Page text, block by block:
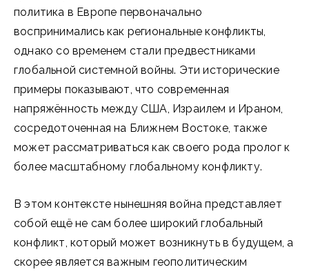
политика в Европе первоначально
воспринимались как региональные конфликты,
однако со временем стали предвестниками
глобальной системной войны. Эти исторические
примеры показывают, что современная
напряжённость между США, Израилем и Ираном,
сосредоточенная на Ближнем Востоке, также
может рассматриваться как своего рода пролог к
более масштабному глобальному конфликту.
В этом контексте нынешняя война представляет
собой ещё не сам более широкий глобальный
конфликт, который может возникнуть в будущем, а
скорее является важным геополитическим